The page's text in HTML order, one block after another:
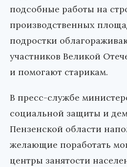
подсобные работы на
производственных
подростки
участников Великой
и помогают старикам.
В пресс-службе
социальной защиты и
Пензенской области
желающие поработать
центры занятости